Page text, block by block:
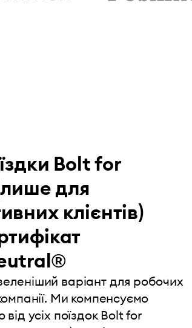
Bolt for
для
клієнтів)
варіант для робочих
Ми компенсуємо
усіх поїздок Bolt for